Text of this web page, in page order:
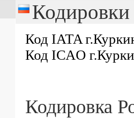
Код IATA
Код ICAO
Кодировка